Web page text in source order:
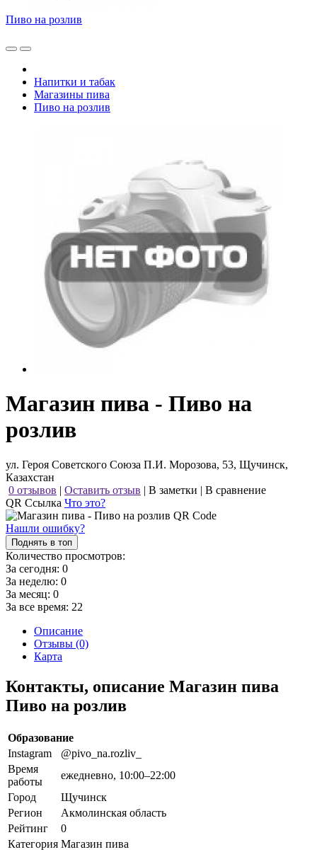
Пиво на розлив
Напитки и табак
Магазины пива
Пиво на розлив
Магазин пива - Пиво на
розлив
ул. Героя Советского Союза П.И. Морозова, 53, Щучинск,
Казахстан
0 отзывов | Оставить отзыв | В заметки | В сравнение
QR Ссылка Что это?
Нашли ошибку?
Поднять в топ
Количество просмотров:
За сегодня: 0
За неделю: 0
За месяц: 0
За все время: 22
Описание
Отзывы (0)
Карта
Контакты, описание Магазин пива
Пиво на розлив
Образование
Instagram
@pivo_na.rozliv_
Время
работы
ежедневно, 10:00–22:00
Город
Щучинск
Регион
Акмолинская область
Рейтинг
0
Категория Магазин пива